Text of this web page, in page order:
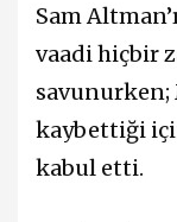
Sam
vaadi hiçbir
kaybettiği
kabul etti.